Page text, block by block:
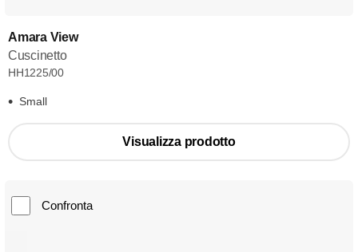
Amara View
Cuscinetto
HH1225/00
Small
Visualizza prodotto
Confronta